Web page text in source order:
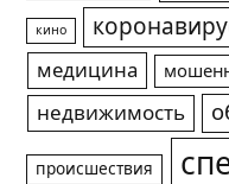
кино
медицина
недвижимость
происшествия